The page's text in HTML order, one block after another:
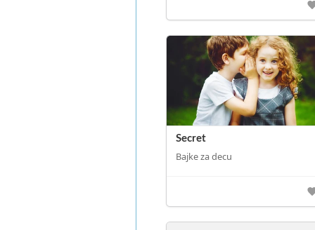
Secret
Bajke za decu